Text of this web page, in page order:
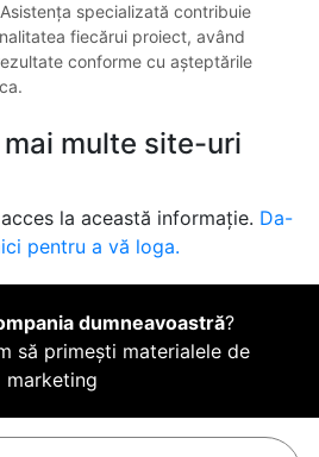
specializată contribuie
fiecărui proiect, având
conforme cu așteptările
multe site-uri
la această informație. Da-
pentru a vă loga.
dumneavoastră?
să primești materialele de
marketing